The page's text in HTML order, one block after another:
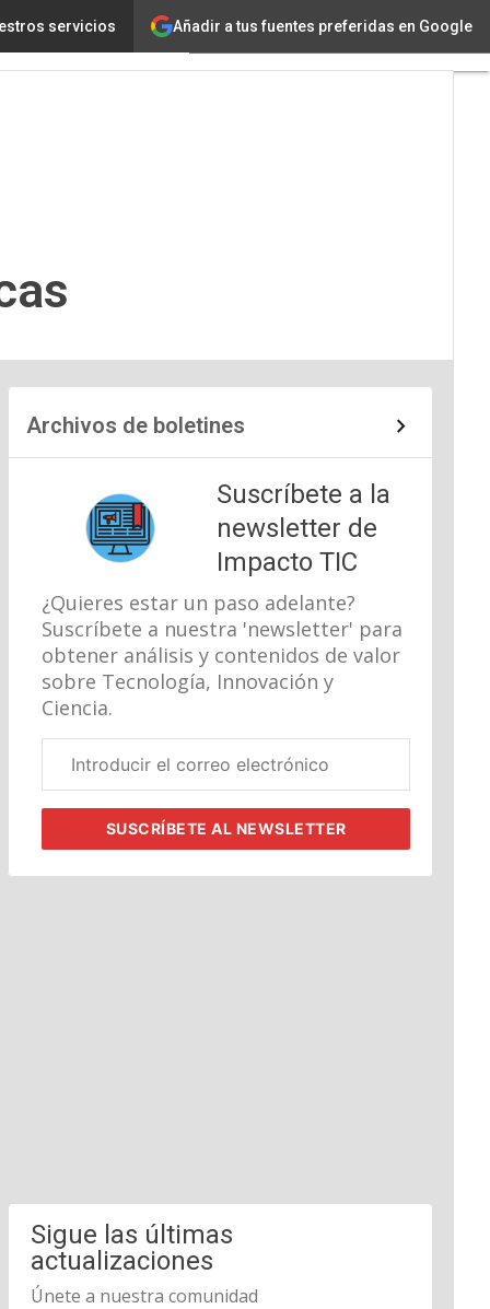
Añadir a tus fuentes preferidas en Google
servicios
Archivos de boletines
Suscríbete a la
newsletter de
Impacto TIC
¿Quieres estar un paso adelante?
Suscríbete a nuestra 'newsletter' para
obtener análisis y contenidos de valor
sobre Tecnología, Innovación y
Ciencia.
electrónico
SUSCRÍBETE AL NEWSLETTER
Sigue las últimas
actualizaciones
Únete a nuestra comunidad